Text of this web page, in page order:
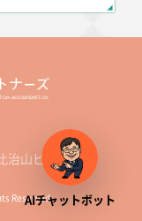
治山ビル3F
Reserved.
AIチャットボット